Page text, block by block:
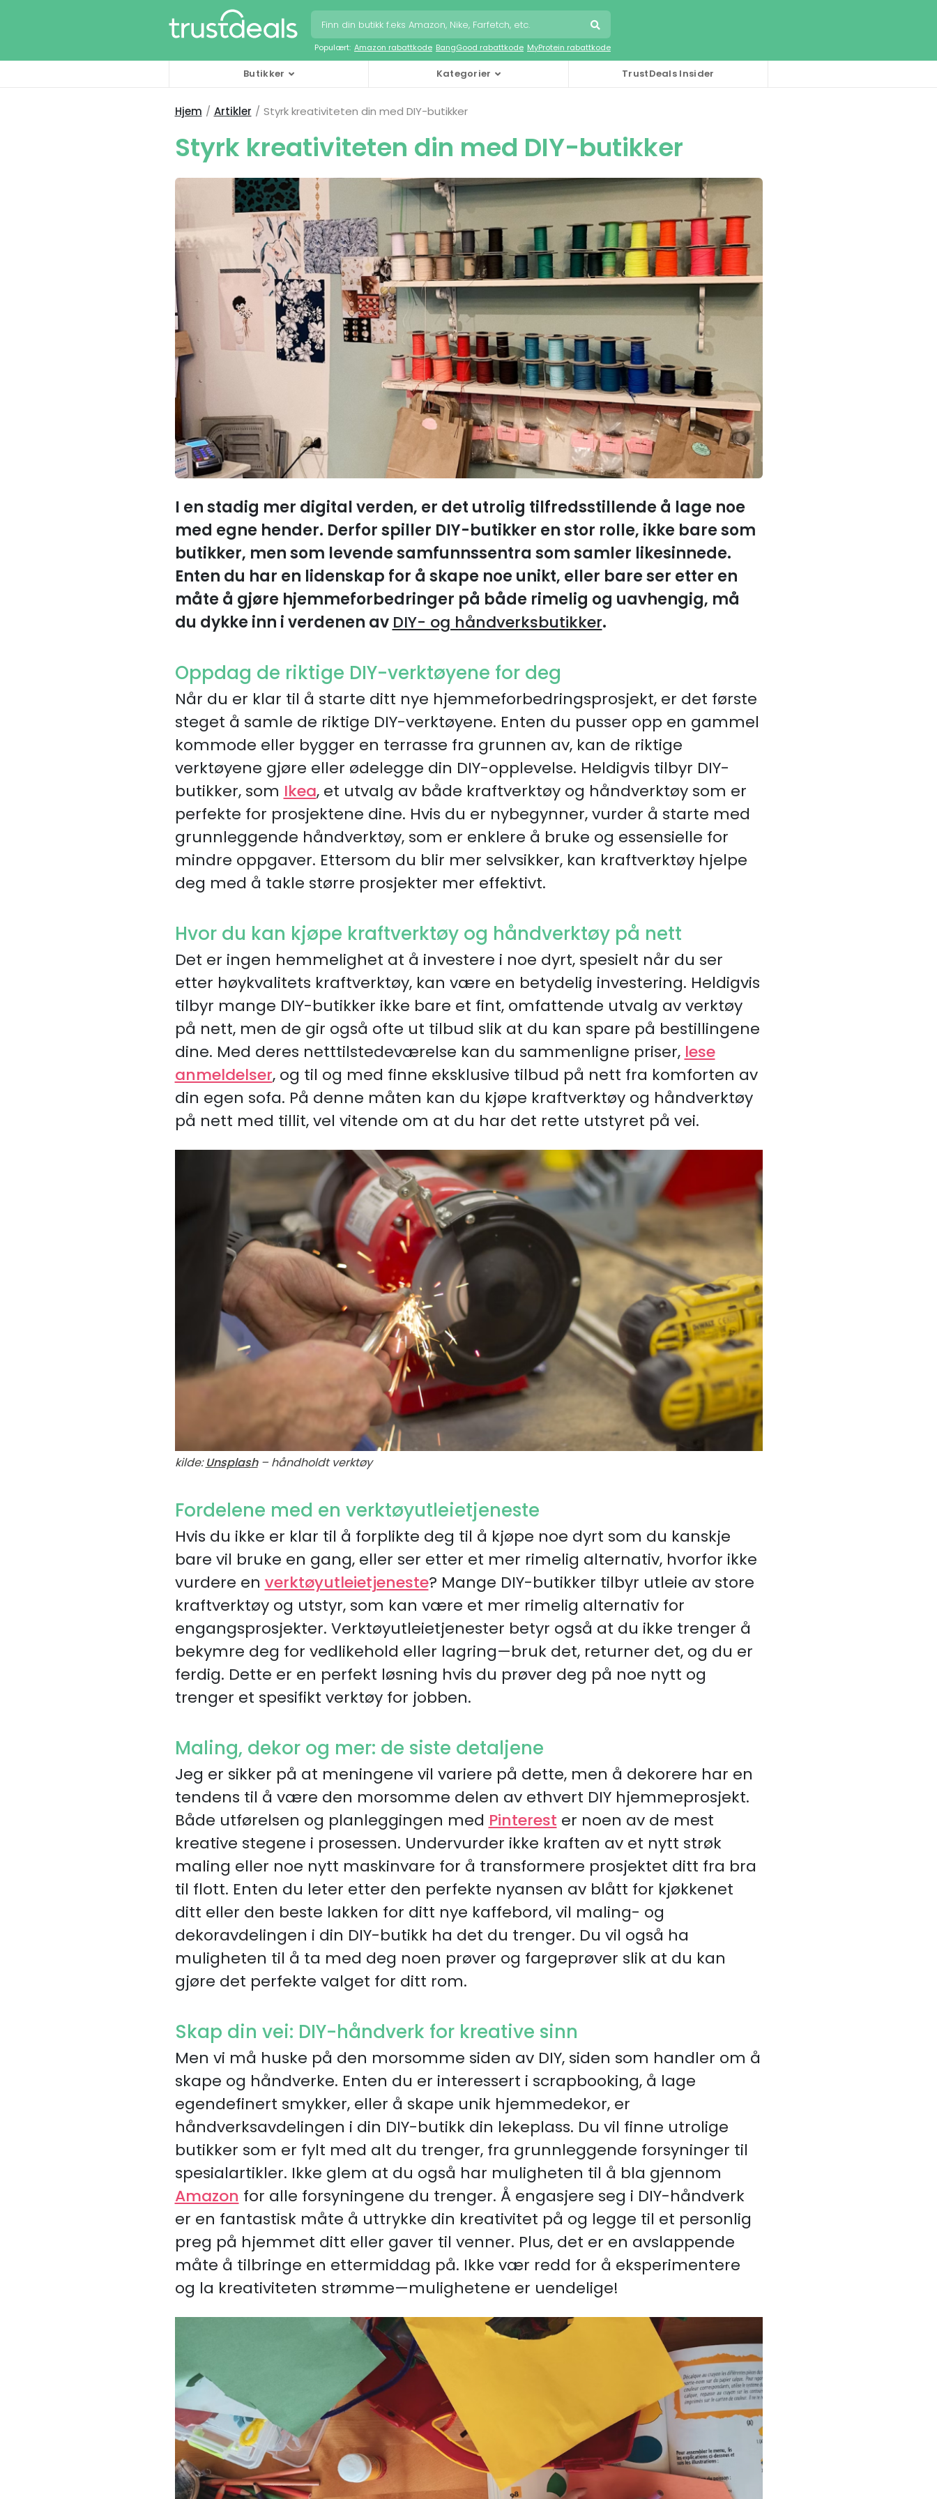
Populært: Amazon rabattkode BangGood rabattkode MyProtein rabattkode
Butikker Kategorier TrustDeals Insider
Hjem Artikler Styrk kreativiteten din med DIY-butikker
Styrk kreativiteten din med DIY-butikker
I en stadig mer digital verden, er det utrolig tilfredsstillende å lage noe
med egne hender. Derfor spiller DIY-butikker en stor rolle, ikke bare som
butikker, men som levende samfunnssentra som samler likesinnede.
Enten du har en lidenskap for å skape noe unikt, eller bare ser etter en
måte å gjøre hjemmeforbedringer på både rimelig og uavhengig, må
du dykke inn i verdenen av DIY- og håndverksbutikker.
Oppdag de riktige DIY-verktøyene for deg
Når du er klar til å starte ditt nye hjemmeforbedringsprosjekt, er det første
steget å samle de riktige DIY-verktøyene. Enten du pusser opp en gammel
kommode eller bygger en terrasse fra grunnen av, kan de riktige
verktøyene gjøre eller ødelegge din DIY-opplevelse. Heldigvis tilbyr DIY-
butikker, som Ikea, et utvalg av både kraftverktøy og håndverktøy som er
perfekte for prosjektene dine. Hvis du er nybegynner, vurder å starte med
grunnleggende håndverktøy, som er enklere å bruke og essensielle for
mindre oppgaver. Ettersom du blir mer selvsikker, kan kraftverktøy hjelpe
deg med å takle større prosjekter mer effektivt.
Hvor du kan kjøpe kraftverktøy og håndverktøy på nett
Det er ingen hemmelighet at å investere i noe dyrt, spesielt når du ser
etter høykvalitets kraftverktøy, kan være en betydelig investering. Heldigvis
tilbyr mange DIY-butikker ikke bare et fint, omfattende utvalg av verktøy
på nett, men de gir også ofte ut tilbud slik at du kan spare på bestillingene
dine. Med deres netttilstedeværelse kan du sammenligne priser, lese
anmeldelser, og til og med finne eksklusive tilbud på nett fra komforten av
din egen sofa. På denne måten kan du kjøpe kraftverktøy og håndverktøy
på nett med tillit, vel vitende om at du har det rette utstyret på vei.
kilde:Unsplash– håndholdt verktøy
Fordelene med en verktøyutleietjeneste
Hvis du ikke er klar til å forplikte deg til å kjøpe noe dyrt som du kanskje
bare vil bruke en gang, eller ser etter et mer rimelig alternativ, hvorfor ikke
vurdere en verktøyutleietjeneste? Mange DIY-butikker tilbyr utleie av store
kraftverktøy og utstyr, som kan være et mer rimelig alternativ for
engangsprosjekter. Verktøyutleietjenester betyr også at du ikke trenger å
bekymre deg for vedlikehold eller lagring—bruk det, returner det, og du er
ferdig. Dette er en perfekt løsning hvis du prøver deg på noe nytt og
trenger et spesifikt verktøy for jobben.
Maling, dekor og mer: de siste detaljene
Jeg er sikker på at meningene vil variere på dette, men å dekorere har en
tendens til å være den morsomme delen av ethvert DIY hjemmeprosjekt.
Både utførelsen og planleggingen med Pinterest er noen av de mest
kreative stegene i prosessen. Undervurder ikke kraften av et nytt strøk
maling eller noe nytt maskinvare for å transformere prosjektet ditt fra bra
til flott. Enten du leter etter den perfekte nyansen av blått for kjøkkenet
ditt eller den beste lakken for ditt nye kaffebord, vil maling- og
dekoravdelingen i din DIY-butikk ha det du trenger. Du vil også ha
muligheten til å ta med deg noen prøver og fargeprøver slik at du kan
gjøre det perfekte valget for ditt rom.
Skap din vei: DIY-håndverk for kreative sinn
Men vi må huske på den morsomme siden av DIY, siden som handler om å
skape og håndverke. Enten du er interessert i scrapbooking, å lage
egendefinert smykker, eller å skape unik hjemmedekor, er
håndverksavdelingen i din DIY-butikk din lekeplass. Du vil finne utrolige
butikker som er fylt med alt du trenger, fra grunnleggende forsyninger til
spesialartikler. Ikke glem at du også har muligheten til å bla gjennom
Amazon for alle forsyningene du trenger. Å engasjere seg i DIY-håndverk
er en fantastisk måte å uttrykke din kreativitet på og legge til et personlig
preg på hjemmet ditt eller gaver til venner. Plus, det er en avslappende
måte å tilbringe en ettermiddag på. Ikke vær redd for å eksperimentere
og la kreativiteten strømme—mulighetene er uendelige!